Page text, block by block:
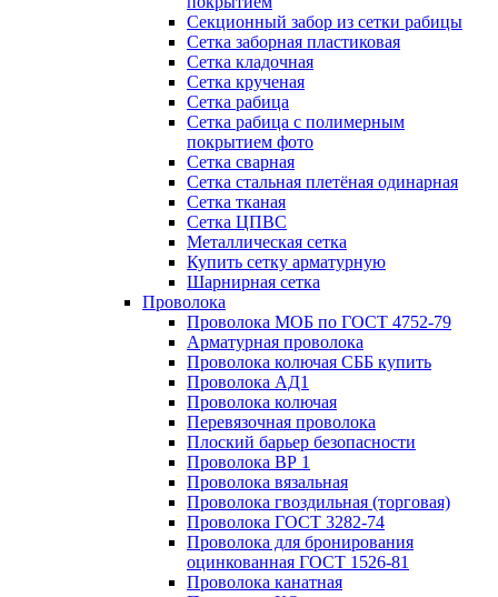
Секционный забор из сетки рабицы
Сетка заборная пластиковая
Сетка кладочная
Сетка крученая
Сетка рабица
Сетка рабица с полимерным
покрытием фото
Сетка сварная
Сетка стальная плетёная одинарная
Сетка тканая
Сетка ЦПВС
Металлическая сетка
Купить сетку арматурную
Шарнирная сетка
Проволока
Проволока МОБ по ГОСТ 4752-79
Арматурная проволока
Проволока колючая СББ купить
Проволока АД1
Проволока колючая
Перевязочная проволока
Плоский барьер безопасности
Проволока ВР 1
Проволока вязальная
Проволока гвоздильная (торговая)
Проволока ГОСТ 3282-74
Проволока для бронирования
оцинкованная ГОСТ 1526-81
Проволока канатная